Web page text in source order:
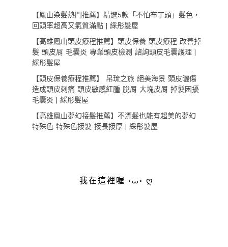
【鳳山染髮熱門推薦】精選5款「不怕布丁頭」髮色，
回頭率超高又氣質滿點 | 綵彤髮屋
【高雄鳳山頭皮療程推薦】頭皮保養 頭皮療程 改善掉
髮 頭皮屑 毛囊炎 專業頭皮檢測 諮詢頭皮毛囊護理 |
綵彤髮屋
【頭皮保養療程推薦】 帛琉之旅 絕美海景 頭皮曬傷
造成頭皮刺痛 頭皮敏感紅腫 脫屑 大塊皮屑 掉髮困擾
毛囊炎 | 綵彤髮屋
【高雄鳳山夢幻接髮推薦】不漂髮也能有超美的夢幻
特殊色 特殊色接髮 接長接厚 | 綵彤髮屋
我在這裡喔 •⩊• ღ